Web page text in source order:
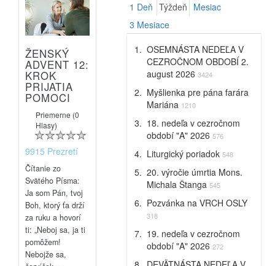
ŽENSKÝ
ADVENT 12:
KROK
PRIJATIA
POMOCI
Priemerne (0
Hlasy)
9915 Prezretí
Čítanie zo
Svätého Písma:
Ja som Pán, tvoj
Boh, ktorý ťa drží
za ruku a hovorí
ti: „Neboj sa, ja ti
pomôžem!
Nebojže sa,
1 Deň Týždeň Mesiac
3 Mesiace
OSEMNÁSTA NEDEĽA V
CEZROČNOM OBDOBÍ 2.
august 2026 3424
Myšlienka pre pána farára
Mariána 1210
18. nedeľa v cezročnom
období "A" 2026 576
Liturgický poriadok 548
20. výročie úmrtia Mons.
Michala Štanga 545
Pozvánka na VRCH OSLY
318
19. nedeľa v cezročnom
období "A" 2026 272